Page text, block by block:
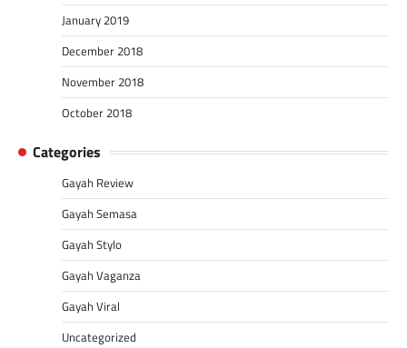
January 2019
December 2018
November 2018
October 2018
Categories
Gayah Review
Gayah Semasa
Gayah Stylo
Gayah Vaganza
Gayah Viral
Uncategorized